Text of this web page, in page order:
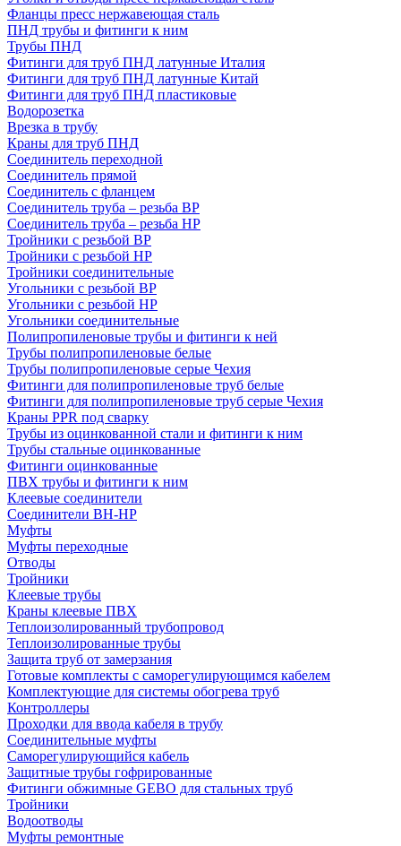
Фланцы пресс нержавеющая сталь
ПНД трубы и фитинги к ним
Трубы ПНД
Фитинги для труб ПНД латунные Италия
Фитинги для труб ПНД латунные Китай
Фитинги для труб ПНД пластиковые
Водорозетка
Врезка в трубу
Краны для труб ПНД
Соединитель переходной
Соединитель прямой
Соединитель с фланцем
Соединитель труба – резьба ВР
Соединитель труба – резьба НР
Тройники с резьбой ВР
Тройники с резьбой НР
Тройники соединительные
Угольники с резьбой ВР
Угольники с резьбой НР
Угольники соединительные
Полипропиленовые трубы и фитинги к ней
Трубы полипропиленовые белые
Трубы полипропиленовые серые Чехия
Фитинги для полипропиленовые труб белые
Фитинги для полипропиленовые труб серые Чехия
Краны PPR под сварку
Трубы из оцинкованной стали и фитинги к ним
Трубы стальные оцинкованные
Фитинги оцинкованные
ПВХ трубы и фитинги к ним
Клеевые соединители
Соединители ВН-НР
Муфты
Муфты переходные
Отводы
Тройники
Клеевые трубы
Краны клеевые ПВХ
Теплоизолированный трубопровод
Теплоизолированные трубы
Защита труб от замерзания
Готовые комплекты с саморегулирующимся кабелем
Комплектующие для системы обогрева труб
Контроллеры
Проходки для ввода кабеля в трубу
Соединительные муфты
Саморегулирующийся кабель
Защитные трубы гофрированные
Фитинги обжимные GEBO для стальных труб
Тройники
Водоотводы
Муфты ремонтные